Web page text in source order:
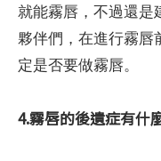
就能霧唇，不過還是
夥伴們，在進行霧唇
定是否要做霧唇。
4.霧唇的後遺症有什